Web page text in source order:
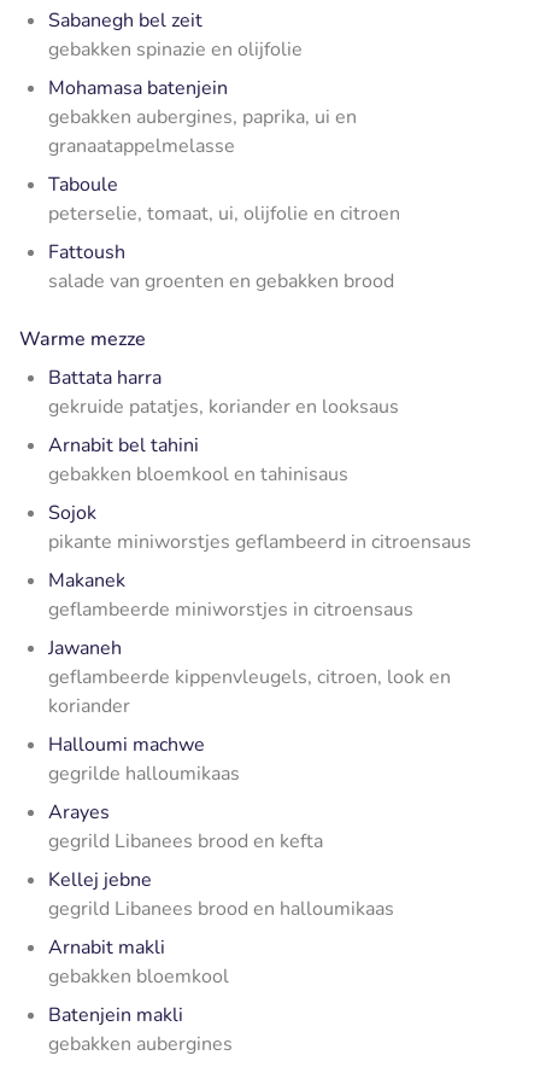
Sabanegh bel zeit
gebakken spinazie en olijfolie
Mohamasa batenjein
gebakken aubergines, paprika, ui en
granaatappelmelasse
Taboule
peterselie, tomaat, ui, olijfolie en citroen
Fattoush
salade van groenten en gebakken brood
Warme mezze
Battata harra
gekruide patatjes, koriander en looksaus
Arnabit bel tahini
gebakken bloemkool en tahinisaus
Sojok
pikante miniworstjes geflambeerd in citroensaus
Makanek
geflambeerde miniworstjes in citroensaus
Jawaneh
geflambeerde kippenvleugels, citroen, look en
koriander
Halloumi machwe
gegrilde halloumikaas
Arayes
gegrild Libanees brood en kefta
Kellej jebne
gegrild Libanees brood en halloumikaas
Arnabit makli
gebakken bloemkool
Batenjein makli
gebakken aubergines